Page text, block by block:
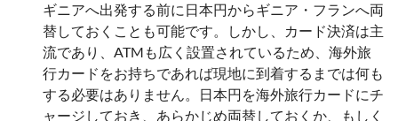
ギニアへ出発する前に日本円からギニア・フランへ両
替しておくことも可能です。しかし、カード決済は主
流であり、ATMも広く設置されているため、海外旅
行カードをお持ちであれば現地に到着するまでは何も
する必要はありません。日本円を海外旅行カードにチ
ャージしておき、あらかじめ両替しておくか、もしく